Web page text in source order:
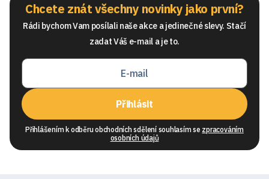
Chcete znát všechny novinky jako první?
Rádi bychom Vam posílali naše akce a jedinečné slevy. Stačí
zadat Váš e-mail a je to.
Přihlásit
Přihlášením k odběru obchodních sdělení souhlasím se zpracováním
osobních údajů